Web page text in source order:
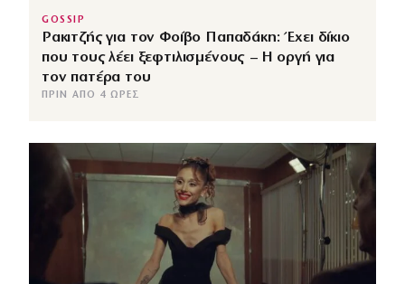
GOSSIP
Ρακιτζής για τον Φοίβο Παπαδάκη: Έχει δίκιο
που τους λέει ξεφτιλισμένους – Η οργή για
τον πατέρα του
ΠΡΙΝ ΑΠΌ 4 ΏΡΕΣ